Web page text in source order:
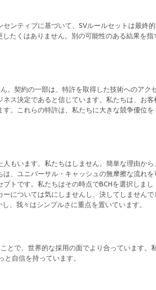
ンティブに基づいて、SVルールセットは最終的
たくはありません。別の可能性のある結果を指
。契約の一部は、特許を取得した技術へのアク
ス決定であると信じています。私たちは、お客
。これらの特許は、私たちに大きな競争優位を
もいます。私たちはしません。簡単な理由から
、ユニバーサル・キャッシュの無摩擦な流れを
トです。私たちはその時点でBCHを選択しまし
については気にしませんし、決してしませんで
、我々はシンプルさに重点を置いています。
とで、世界的な採用の面でより合っています。
自信を持っています。